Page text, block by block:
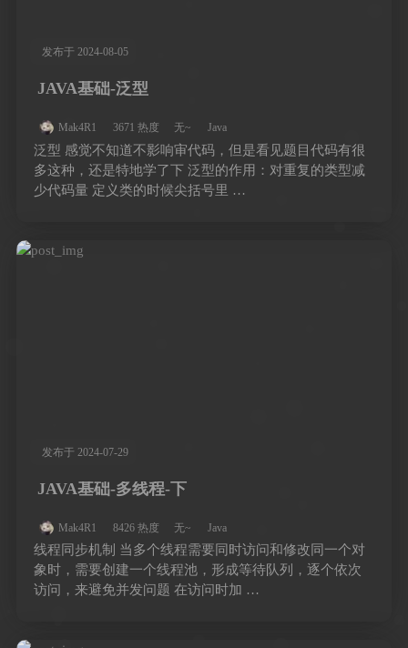
发布于 2024-08-05
JAVA基础-泛型
Mak4R1 3671 热度 无~ Java
泛型 感觉不知道不影响审代码，但是看见题目代码有很
多这种，还是特地学了下 泛型的作用：对重复的类型减
少代码量 定义类的时候尖括号里 …
发布于 2024-07-29
JAVA基础-多线程-下
Mak4R1 8426 热度 无~ Java
线程同步机制 当多个线程需要同时访问和修改同一个对
象时，需要创建一个线程池，形成等待队列，逐个依次
访问，来避免并发问题 在访问时加 …